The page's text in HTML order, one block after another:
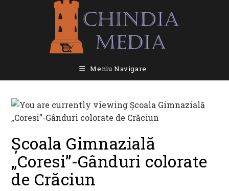
Meniu Navigare
Școala Gimnazială
„Coresi”-Gânduri colorate
de Crăciun